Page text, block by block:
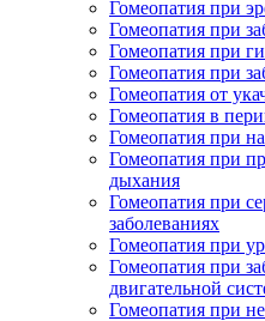
Гомеопатия при
Гомеопатия при
Гомеопатия при
Гомеопатия при
Гомеопатия от
Гомеопатия в
Гомеопатия при
Гомеопатия при
дыхания
Гомеопатия при
заболеваниях
Гомеопатия при
Гомеопатия при
двигательной
Гомеопатия при